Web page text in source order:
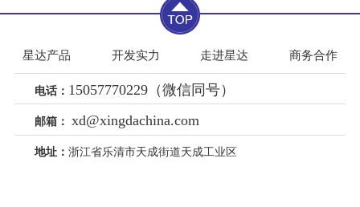
星达产品 开发实力 走进星达 商务合作
电话： 15057770229（微信同号）
邮箱： xd@xingdachina.com
地址： 浙江省乐清市天成街道天成工业区